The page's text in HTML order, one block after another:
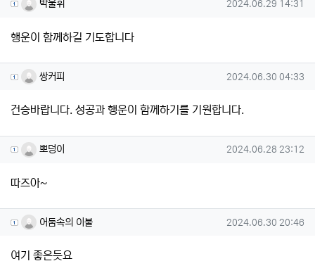
박울휘 작성일
2024.06.29 14:31
행운이 함께하길 기도합니다
쌍커피님의 댓글
쌍커피 작성일
2024.06.30 04:33
건승바랍니다. 성공과 행운이 함께하기를 기원합니다.
뽀덩이님의 댓글
뽀덩이 작성일
2024.06.28 23:12
따즈아~
어둠속의 이불님의 댓글
어둠속의 이불 작성일
2024.06.30 20:46
여기 좋은듯요